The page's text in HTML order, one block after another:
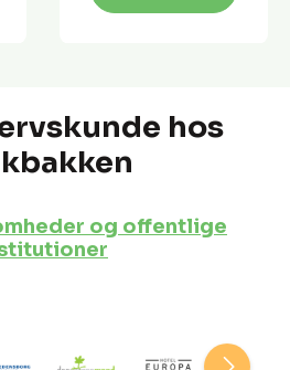
hos
og offentlige